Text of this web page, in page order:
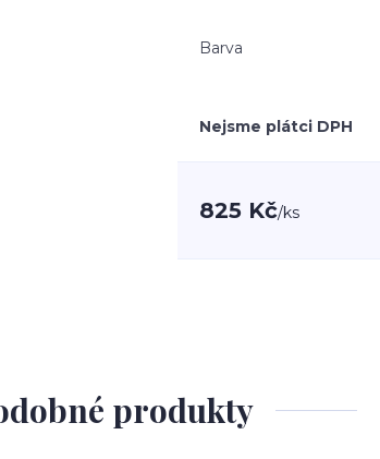
Barva
Nejsme plátci DPH
825 Kč/ks
produkty